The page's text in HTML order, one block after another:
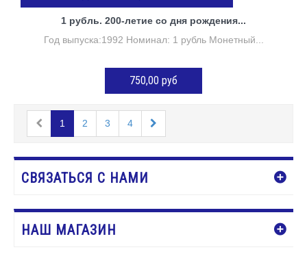
1 рубль. 200-летие со дня рождения...
Год выпуска:1992 Номинал: 1 рубль Монетный...
750,00 руб
1 2 3 4
СВЯЗАТЬСЯ С НАМИ
НАШ МАГАЗИН